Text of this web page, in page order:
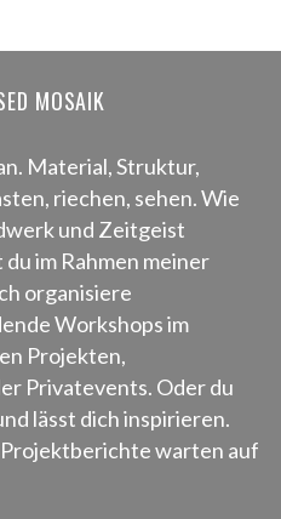
MOSAIK
Material, Struktur,
riechen, sehen. Wie
und Zeitgeist
du im Rahmen meiner
organisiere
Workshops im
Projekten,
Privatevents. Oder du
lässt dich inspirieren.
warten auf